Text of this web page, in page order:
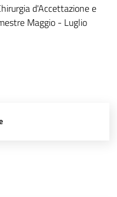
d'Accettazione e
Maggio - Luglio